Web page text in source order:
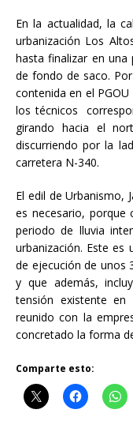
En la actualidad, la
urbanización Los
hasta finalizar en
de fondo de saco.
contenida en el
los técnicos
girando hacia el
discurriendo por la
carretera N-340.
El edil de Urbanismo,
es necesario, porque
periodo de lluvia
urbanización. Este es
de ejecución de unos
y que además,
tensión existente
reunido con la
concretado la forma
Comparte esto: